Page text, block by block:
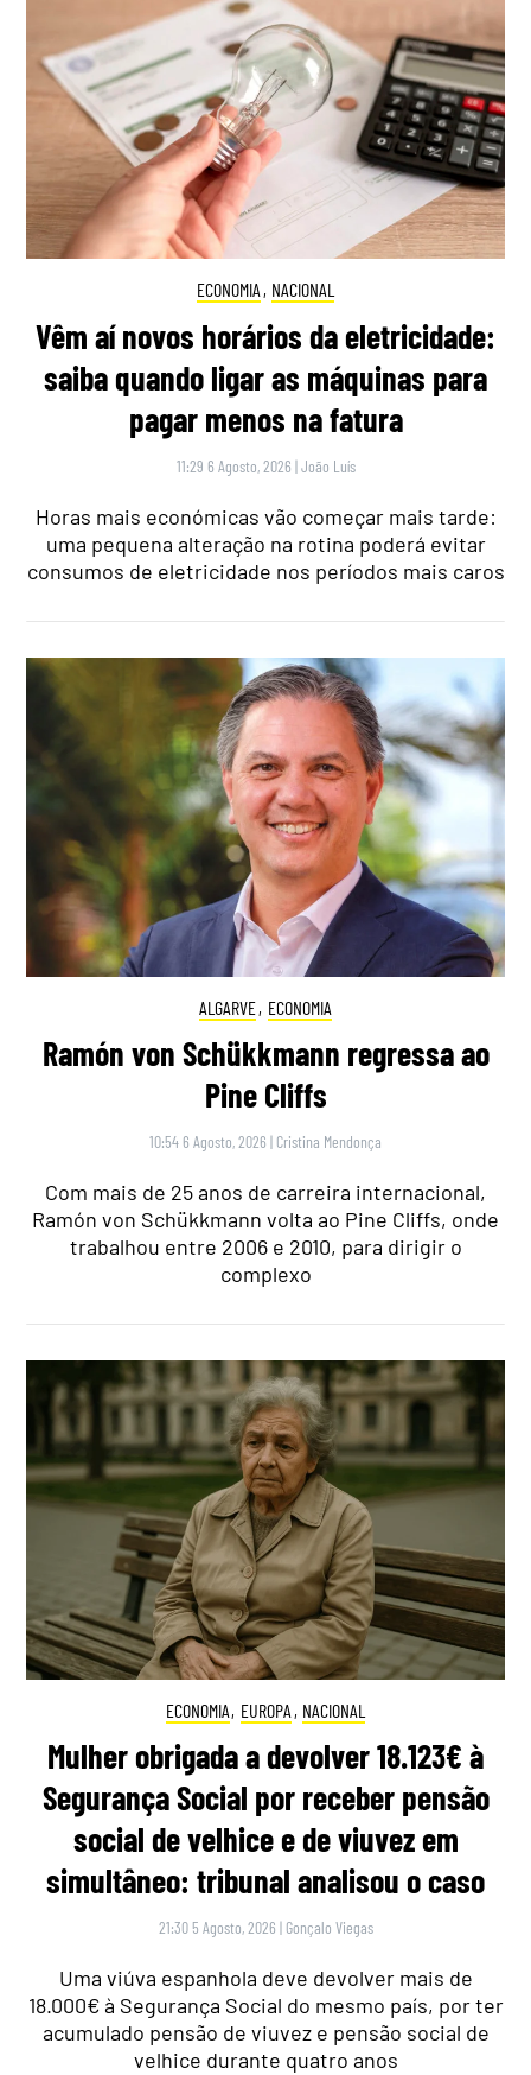
ECONOMIA , NACIONAL
Vêm aí novos horários da eletricidade:
saiba quando ligar as máquinas para
pagar menos na fatura
11:29 6 Agosto, 2026 |João Luís
Horas mais económicas vão começar mais tarde:
uma pequena alteração na rotina poderá evitar
consumos de eletricidade nos períodos mais caros
ALGARVE, ECONOMIA
Ramón von Schükkmann regressa ao
Pine Cliffs
10:54 6 Agosto, 2026 | Cristina Mendonça
Com mais de 25 anos de carreira internacional,
Ramón von Schükkmann volta ao Pine Cliffs, onde
trabalhou entre 2006 e 2010, para dirigir o
complexo
ECONOMIA, EUROPA , NACIONAL
Mulher obrigada a devolver 18.123€ à
Segurança Social por receber pensão
social de velhice e de viuvez em
simultâneo: tribunal analisou o caso
21:30 5 Agosto, 2026 | Gonçalo Viegas
Uma viúva espanhola deve devolver mais de
18.000€ à Segurança Social do mesmo país, por ter
acumulado pensão de viuvez e pensão social de
velhice durante quatro anos